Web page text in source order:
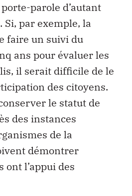
parole d’autant
par exemple, la
faire un suivi du
ans pour évaluer les
il serait difficile de le
des citoyens.
le statut de
des instances
de la
démontrer
ont l’appui des